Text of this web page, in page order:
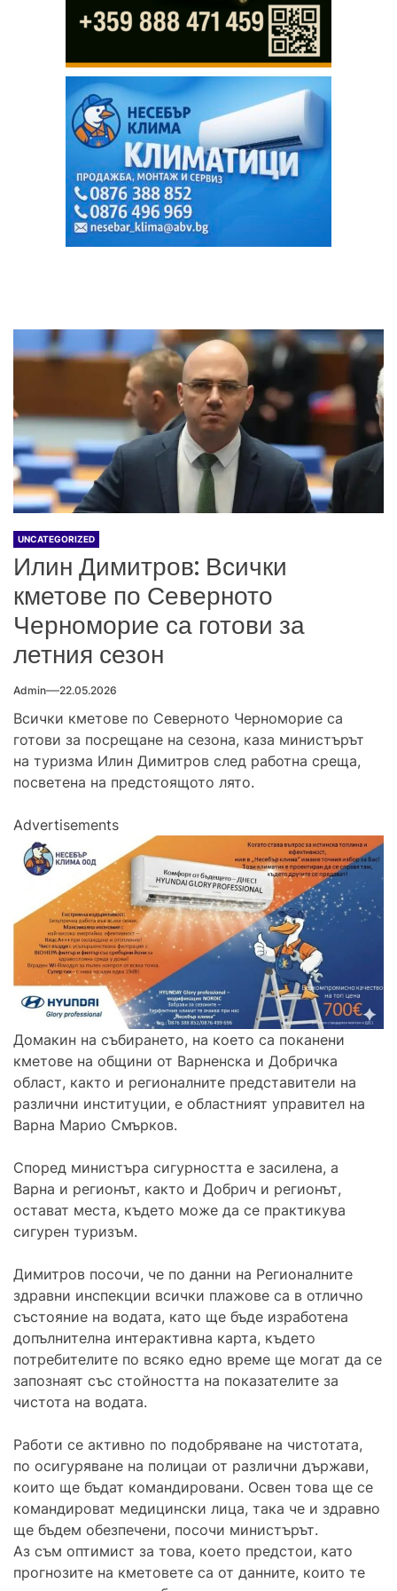
UNCATEGORIZED
Илин Димитров: Всички
кметове по Северното
Черноморие са готови за
летния сезон
Admin 22.05.2026
Всички кметове по Северното Черноморие са
готови за посрещане на сезона, каза министърът
на туризма Илин Димитров след работна среща,
посветена на предстоящото лято.
Advertisements
Домакин на събирането, на което са поканени
кметове на общини от Варненска и Добричка
област, както и регионалните представители на
различни институции, е областният управител на
Варна Марио Смърков.
Според министъра сигурността е засилена, а
Варна и регионът, както и Добрич и регионът,
остават места, където може да се практикува
сигурен туризъм.
Димитров посочи, че по данни на Регионалните
здравни инспекции всички плажове са в отлично
състояние на водата, като ще бъде изработена
допълнителна интерактивна карта, където
потребителите по всяко едно време ще могат да се
запознаят със стойността на показателите за
чистота на водата.
Работи се активно по подобряване на чистотата,
по осигуряване на полицаи от различни държави,
които ще бъдат командировани. Освен това ще се
командироват медицински лица, така че и здравно
ще бъдем обезпечени, посочи министърът.
Аз съм оптимист за това, което предстои, като
прогнозите на кметовете са от данните, които те